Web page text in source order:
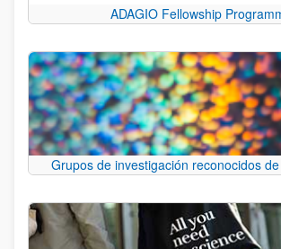
ADAGIO Fellowship
Grupos de investigación reconocidos